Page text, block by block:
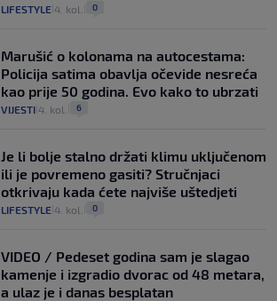
LIFESTYLE 4. kol. 0
Marušić o kolonama na autocestama:
Policija satima obavlja očevide nesreća
kao prije 50 godina. Evo kako to ubrzati
VIJESTI 4. kol. 6
Je li bolje stalno držati klimu uključenom
ili je povremeno gasiti? Stručnjaci
otkrivaju kada ćete najviše uštedjeti
LIFESTYLE 4. kol. 0
VIDEO / Pedeset godina sam je slagao
kamenje i izgradio dvorac od 48 metara,
a ulaz je i danas besplatan